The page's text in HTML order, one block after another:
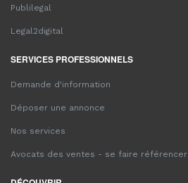
Publilegal
Legal2digital
SERVICES PROFESSIONNELS
Demande d'information
Déposer une annonce
Nos services
Avocats des ventes - se faire référencer